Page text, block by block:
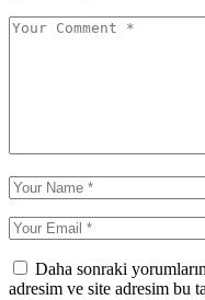
Daha sonraki
adresim ve site adresim bu